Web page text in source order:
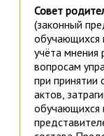
Совет
(законный
обучающихся
учёта мнения
вопросам
при принятии
актов,
обучающихся